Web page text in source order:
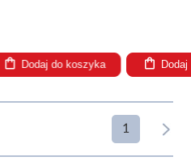
Dodaj do koszyka
1